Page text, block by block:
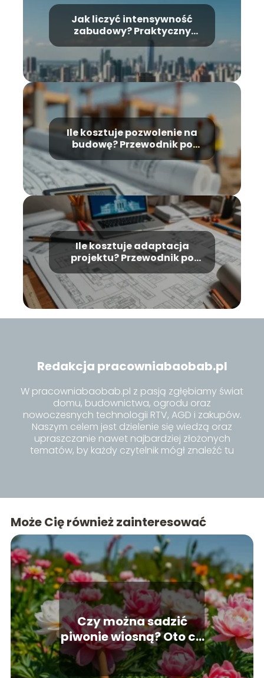
Jak liczyć intensywność
zabudowy? Praktyczny
przewodnik
Ile kosztuje pozwolenie na
budowę? Przewodnik po
kosztach i wymaganiach
Ile kosztuje adaptacja
projektu? Przewodnik po
kosztach i formalnościach
Redakcja pracowniabaobab.pl
W pracowniabaobab.pl z pasją zgłębiamy świat
domu, budownictwa, ogrodu oraz
nowoczesnych technologii RTV, AGD i zakupów.
Naszym celem jest dzielenie się wiedzą oraz
upraszczanie nawet najbardziej złożonych
tematów, by każdy czytelnik mógł znaleźć tu
Może Cię również zainteresować
Czy można sadzić
piwonie wiosną? Oto co
musisz wiedzieć!